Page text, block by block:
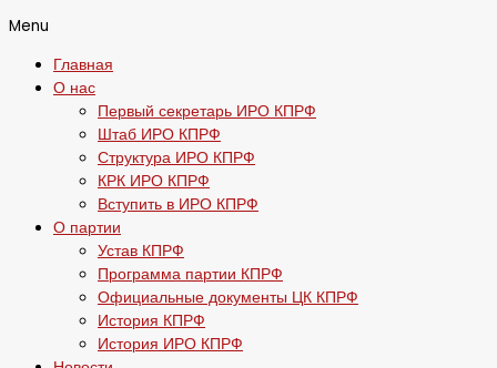
Menu
Главная
О нас
Первый секретарь ИРО КПРФ
Штаб ИРО КПРФ
Структура ИРО КПРФ
КРК ИРО КПРФ
Вступить в ИРО КПРФ
О партии
Устав КПРФ
Программа партии КПРФ
Официальные документы ЦК КПРФ
История КПРФ
История ИРО КПРФ